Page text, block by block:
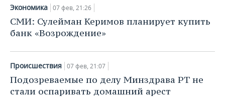
Экономика 07 фев, 21:26
СМИ: Сулейман Керимов планирует купить
банк «Возрождение»
Происшествия 07 фев, 21:07
Подозреваемые по делу Минздрава РТ не
стали оспаривать домашний арест